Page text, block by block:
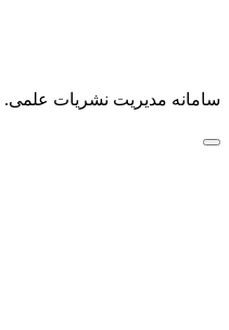
سامانه مدیریت نشریات علمی.